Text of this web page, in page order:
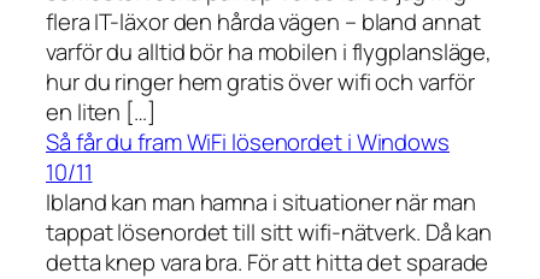
flera IT-läxor den hårda vägen – bland annat
varför du alltid bör ha mobilen i flygplansläge,
hur du ringer hem gratis över wifi och varför
en liten […]
Så får du fram WiFi lösenordet i Windows
10/11
Ibland kan man hamna i situationer när man
tappat lösenordet till sitt wifi-nätverk. Då kan
detta knep vara bra. För att hitta det sparade